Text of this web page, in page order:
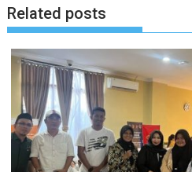
Related posts